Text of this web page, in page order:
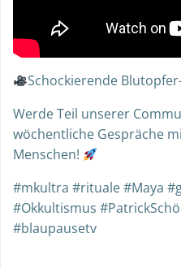
Schockierende
Werde Teil unserer
wöchentliche Gespräche
Menschen!
#mkultra #rituale #Maya
#Okkultismus
#blaupausetv